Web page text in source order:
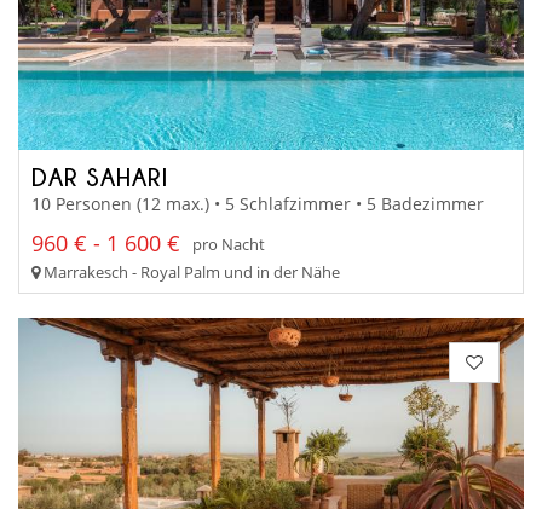
DAR SAHARI
10 Personen (12 max.) • 5 Schlafzimmer • 5 Badezimmer
960 € - 1 600 €
pro Nacht
Marrakesch - Royal Palm und in der Nähe